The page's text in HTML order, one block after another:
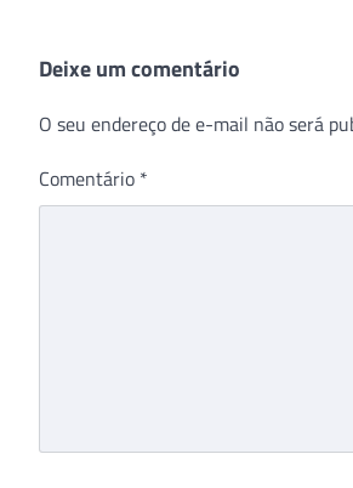
Deixe um comentário
O seu endereço de e-mail não será
Comentário *